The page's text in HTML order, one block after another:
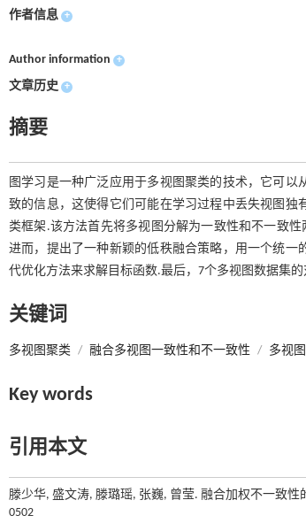
作者信息 +
Author information +
文章历史 +
摘要
图学习是一种广泛应用于多视图聚类的技术，它可
致的信息，这使得它们可能在学习过程中丢失视图
类框架.该方法首先将多视图分解为一致性和不一致
进而，提出了一种新颖的低秩融合策略，用一个统
代优化方法来求解目标函数.最后，7个多视图数据集
关键词
多视图聚类 / 融合多视图一致性和不一致性 / 多视
Key words
引用本文
滕少华, 盛文涛, 滕璐瑶, 张巍, 曾莹. 融合加权不一致性
0502